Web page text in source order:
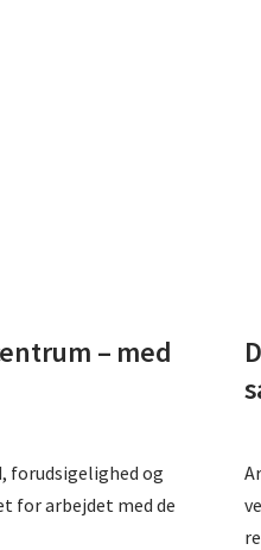
– med
forudsigelighed og
for arbejdet med de